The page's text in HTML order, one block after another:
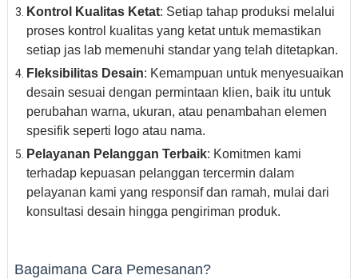
Kontrol Kualitas Ketat: Setiap tahap produksi melalui
proses kontrol kualitas yang ketat untuk memastikan
setiap jas lab memenuhi standar yang telah ditetapkan.
Fleksibilitas Desain: Kemampuan untuk menyesuaikan
desain sesuai dengan permintaan klien, baik itu untuk
perubahan warna, ukuran, atau penambahan elemen
spesifik seperti logo atau nama.
Pelayanan Pelanggan Terbaik: Komitmen kami
terhadap kepuasan pelanggan tercermin dalam
pelayanan kami yang responsif dan ramah, mulai dari
konsultasi desain hingga pengiriman produk.
Bagaimana Cara Pemesanan?